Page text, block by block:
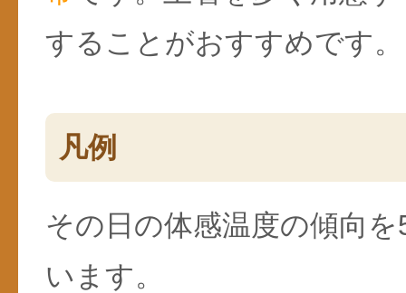
することがおすすめです。
凡例
その日の体感温度の傾向
います。